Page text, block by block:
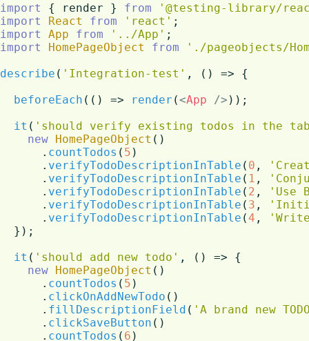
import { render } from
'@testing-library/
import
React from 'react'
import
App from '../App'
import
HomePageObject from
'./pageobjects/
describe ( 'Integration-test' , () => {
beforeEach ( () => render (<App /> ));
it ( 'should verify existing todos in the
new HomePageObject ()
      .
countTodos ( 5 )
      .
verifyTodoDescriptionInTable ( 0 ,
      .
verifyTodoDescriptionInTable ( 1 ,
      .
verifyTodoDescriptionInTable ( 2 ,
'Use
      .
verifyTodoDescriptionInTable ( 3 ,
      .
verifyTodoDescriptionInTable (4 ,
  });
it ( 'should add new todo' , () => {
new HomePageObject ()
      .
countTodos ( 5 )
      .
clickOnAddNewTodo ()
      .
fillDescriptionField ( 'A brand new
      .
clickSaveButton ()
      .
countTodos ( 6 )